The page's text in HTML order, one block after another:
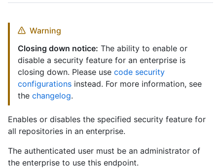
Warning
Closing down notice: The ability to enable or
disable a security feature for an enterprise is
closing down. Please use code security
configurations instead. For more information, see
the changelog.
Enables or disables the specified security feature for
all repositories in an enterprise.
The authenticated user must be an administrator of
the enterprise to use this endpoint.